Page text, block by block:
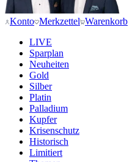
Konto Merkzettel Warenkorb
LIVE
Sparplan
Neuheiten
Gold
Silber
Platin
Palladium
Kupfer
Krisenschutz
Historisch
Limitiert